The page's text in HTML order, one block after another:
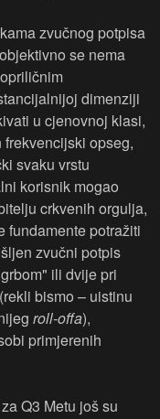
zvučnog potpisa
se nema
dimenziji
u cjenovnoj klasi,
opseg,
svaku vrstu
korisnik mogao
crkvenih orgulja,
fundamente potražiti
zvučni potpis
ili dvije pri
bismo – uistinu
roll-offa),
primjerenih
Q3 Metu još su